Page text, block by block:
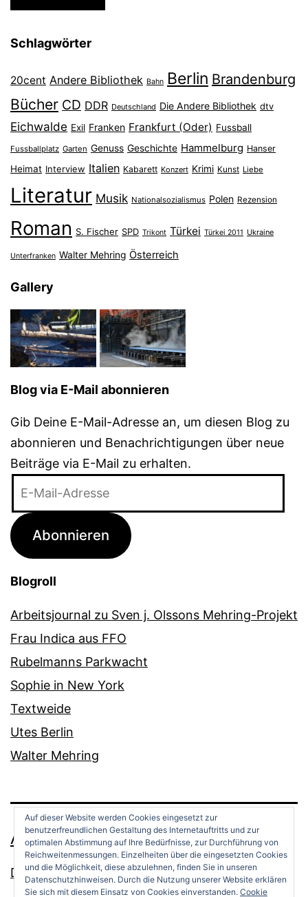
Schlagwörter
20cent Andere Bibliothek Bahn Berlin Brandenburg
Bücher CD DDR Deutschland Die Andere Bibliothek dtv
Eichwalde Exil Franken Frankfurt (Oder) Fussball
Fussballplatz Garten Genuss Geschichte Hammelburg Hanser
Heimat Interview Italien Kabarett Konzert Krimi Kunst Liebe
Literatur Musik Nationalsozialismus Polen Rezension
Roman S. Fischer SPD Trikont Türkei Türkei 2011 Ukraine
Unterfranken Walter Mehring Österreich
Gallery
Blog via E-Mail abonnieren
Gib Deine E-Mail-Adresse an, um diesen Blog zu
abonnieren und Benachrichtigungen über neue
Beiträge via E-Mail zu erhalten.
Adresse
Abonnieren
Blogroll
Arbeitsjournal zu Sven j. Olssons Mehring-Projekt
Frau Indica aus FFO
Rubelmanns Parkwacht
Sophie in New York
Textweide
Utes Berlin
Walter Mehring
ANDREAS OPPERMANN
Datenschutz
Auf dieser Website werden Cookies eingesetzt zur
benutzerfreundlichen Gestaltung des Internetauftritts und zur
optimalen Abstimmung auf Ihre Bedürfnisse, zur Durchführung von
Reichweitenmessungen. Einzelheiten über die eingesetzten Cookies
und die Möglichkeit, diese abzulehnen, finden Sie in unseren
Datenschutzhinweisen. Durch die Nutzung unserer Website erklären
Sie sich mit diesem Einsatz von Cookies einverstanden. Cookie